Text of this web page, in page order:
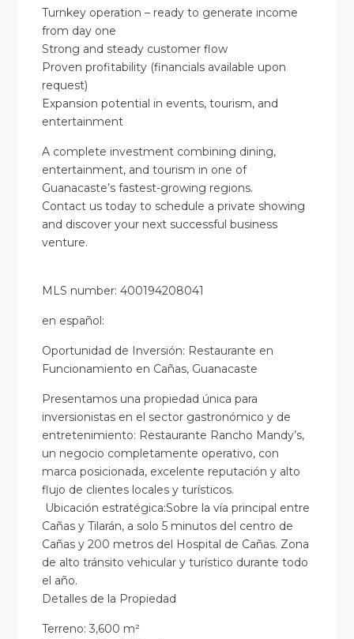
Turnkey operation – ready to generate income
from day one
Strong and steady customer flow
Proven profitability (financials available upon
request)
Expansion potential in events, tourism, and
entertainment
A complete investment combining dining,
entertainment, and tourism in one of
Guanacaste’s fastest-growing regions.
Contact us today to schedule a private showing
and discover your next successful business
venture.
MLS number: 400194208041
en español:
Oportunidad de Inversión: Restaurante en
Funcionamiento en Cañas, Guanacaste
Presentamos una propiedad única para
inversionistas en el sector gastronómico y de
entretenimiento: Restaurante Rancho Mandy’s,
un negocio completamente operativo, con
marca posicionada, excelente reputación y alto
flujo de clientes locales y turísticos.
Ubicación estratégica:Sobre la vía principal entre
Cañas y Tilarán, a solo 5 minutos del centro de
Cañas y 200 metros del Hospital de Cañas. Zona
de alto tránsito vehicular y turístico durante todo
el año.
Detalles de la Propiedad
Terreno: 3,600 m²